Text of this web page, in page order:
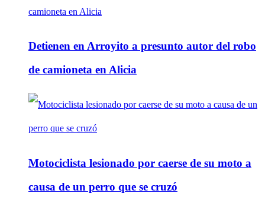
Detienen en Arroyito a presunto autor del robo
de camioneta en Alicia
Motociclista lesionado por caerse de su moto a
causa de un perro que se cruzó